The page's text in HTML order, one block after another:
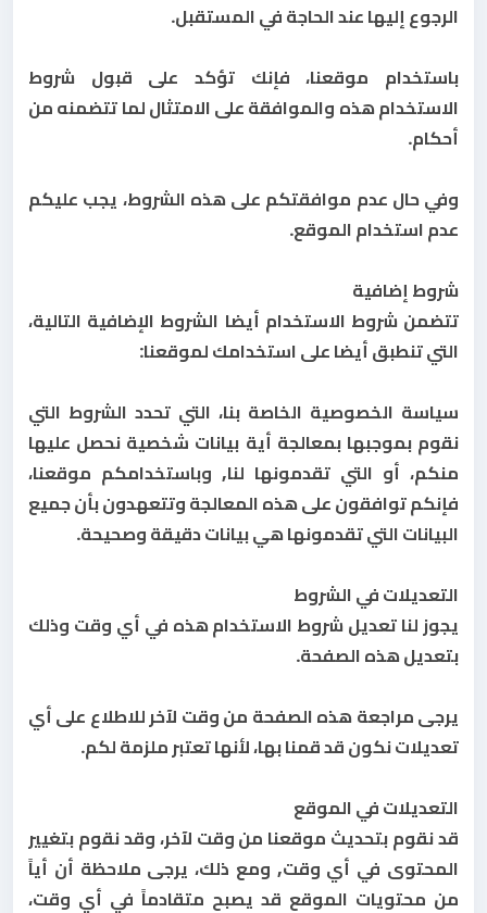
الرجوع إليها عند الحاجة في المستقبل.
باستخدام موقعنا، فإنك تؤكد على قبول شروط
الاستخدام هذه والموافقة على الامتثال لما تتضمنه من
أحكام.
وفي حال عدم موافقتكم على هذه الشروط، يجب عليكم
عدم استخدام الموقع.
شروط إضافية
تتضمن شروط الاستخدام أيضا الشروط الإضافية التالية،
التي تنطبق أيضا على استخدامك لموقعنا:
سياسة الخصوصية الخاصة بنا، التي تحدد الشروط التي
نقوم بموجبها بمعالجة أية بيانات شخصية نحصل عليها
منكم، أو التي تقدمونها لنا, وباستخدامكم موقعنا،
فإنكم توافقون على هذه المعالجة وتتعهدون بأن جميع
البيانات التي تقدمونها هي بيانات دقيقة وصحيحة.
التعديلات في الشروط
يجوز لنا تعديل شروط الاستخدام هذه في أي وقت وذلك
بتعديل هذه الصفحة.
يرجى مراجعة هذه الصفحة من وقت لآخر للاطلاع على أي
تعديلات نكون قد قمنا بها، لأنها تعتبر ملزمة لكم.
التعديلات في الموقع
قد نقوم بتحديث موقعنا من وقت لآخر، وقد نقوم بتغيير
المحتوى في أي وقت, ومع ذلك، يرجى ملاحظة أن أياً
من محتويات الموقع قد يصبح متقادماً في أي وقت،